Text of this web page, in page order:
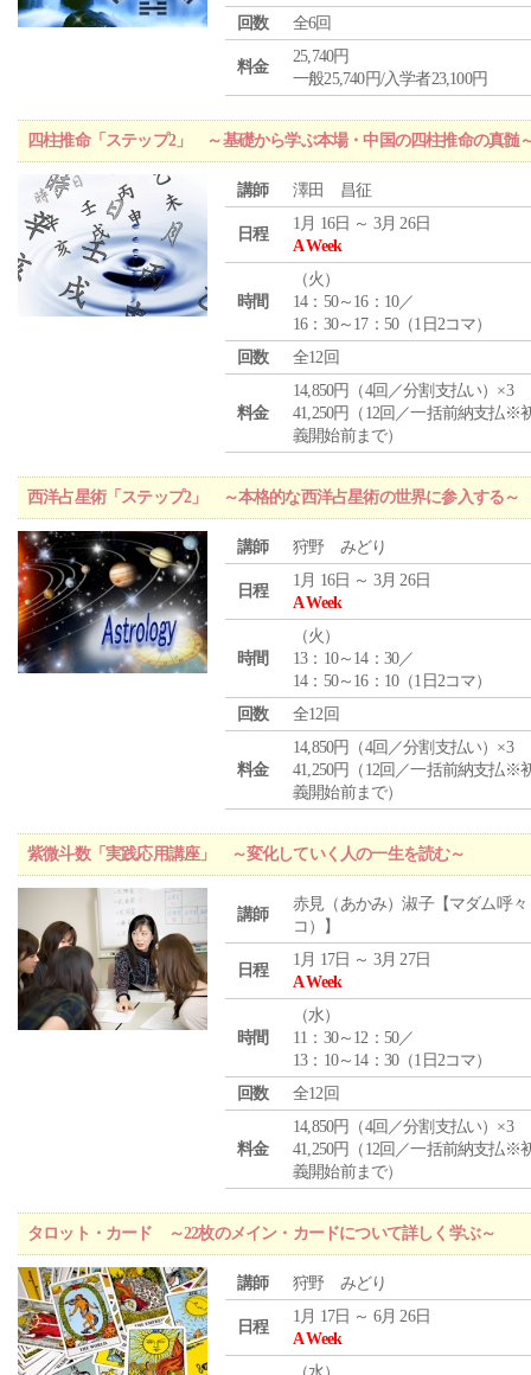
回数
全6回
料金
25,740円
一般25,740円/入学者23,100円
四柱推命「ステップ2」 ～基礎から学ぶ本場・中国の四柱推命の真髄
講師 澤田 昌征
日程
1月 16日 ～ 3月 26日
A Week
時間
（火 ）
14：50～16：10／
16：30～17：50（1日2コマ）
回数
全12回
料金
14,850円（4回／分割支払い）×3
41,250円（12回／一括前納支払※
義開始前まで）
西洋占星術「ステップ2」 ～本格的な西洋占星術の世界に参入する～
講師 狩野 みどり
日程
1月 16日 ～ 3月 26日
A Week
時間
（火 ）
13：10～14：30／
14：50～16：10（1日2コマ）
回数
全12回
料金
14,850円（4回／分割支払い）×3
41,250円（12回／一括前納支払※
義開始前まで）
紫微斗数「実践応用講座」 ～変化していく人の一生を読む～
講師
赤見（あかみ）淑子【マダム呼々
コ）】
日程
1月 17日 ～ 3月 27日
A Week
時間
（水）
11：30～12：50／
13：10～14：30（1日2コマ）
回数
全12回
料金
14,850円（4回／分割支払い）×3
41,250円（12回／一括前納支払※
義開始前まで）
タロット・カード ～22枚のメイン・カードについて詳しく学ぶ～
講師 狩野 みどり
日程
1月 17日 ～ 6月 26日
A Week